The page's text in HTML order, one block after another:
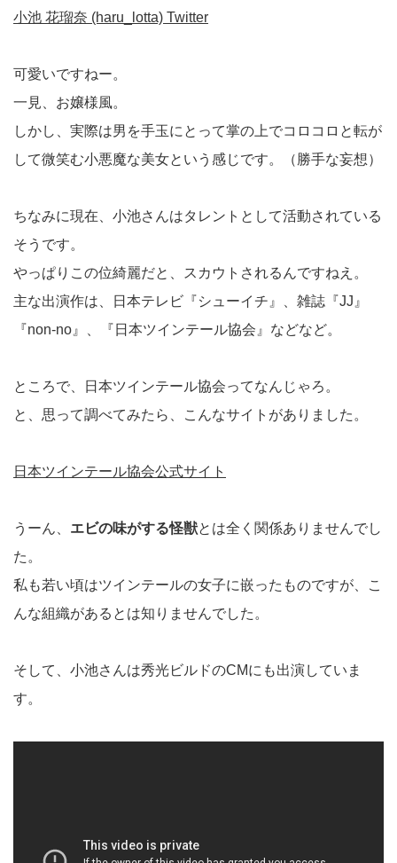
小池 花瑠奈 (haru_lotta) Twitter
可愛いですねー。
一見、お嬢様風。
しかし、実際は男を手玉にとって掌の上でコロコロと転が
して微笑む小悪魔な美女という感じです。（勝手な妄想）
ちなみに現在、小池さんはタレントとして活動されている
そうです。
やっぱりこの位綺麗だと、スカウトされるんですねえ。
主な出演作は、日本テレビ『シューイチ』、雑誌『JJ』
『non-no』、『日本ツインテール協会』などなど。
ところで、日本ツインテール協会ってなんじゃろ。
と、思って調べてみたら、こんなサイトがありました。
日本ツインテール協会公式サイト
うーん、 エビの味がする怪獣とは全く関係ありませんでし
た。
私も若い頃はツインテールの女子に嵌ったものですが、こ
んな組織があるとは知りませんでした。
そして、小池さんは秀光ビルドのCMにも出演していま
す。